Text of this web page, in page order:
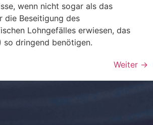
wenn nicht sogar als das
die Beseitigung des
Lohngefälles erwiesen, das
so dringend benötigen.
Weiter →